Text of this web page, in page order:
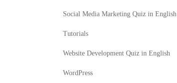
Social Media Marketing Quiz in English
Tutorials
Website Development Quiz in English
WordPress